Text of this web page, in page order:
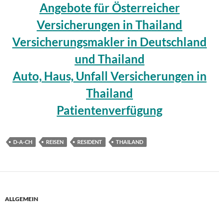
Angebote für Österreicher
Versicherungen in Thailand
Versicherungsmakler in Deutschland
und Thailand
Auto, Haus, Unfall Versicherungen in
Thailand
Patientenverfügung
D-A-CH REISEN RESIDENT THAILAND
ALLGEMEIN